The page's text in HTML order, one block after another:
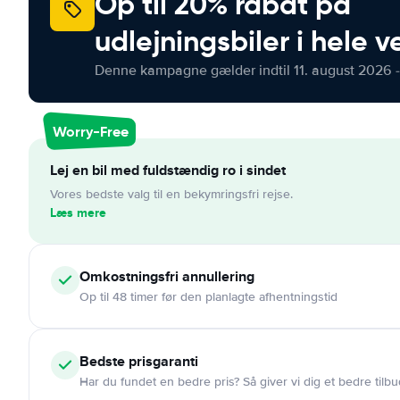
udlejningsbiler i hele
Denne kampagne gælder indtil 11. august 2026
Worry-Free
Lej en bil med fuldstændig ro i sindet
Vores bedste valg til en bekymringsfri rejse.
Læs mere
Omkostningsfri annullering
Op til 48 timer før den planlagte afhentningstid
Bedste prisgaranti
Har du fundet en bedre pris? Så giver vi dig et bedre